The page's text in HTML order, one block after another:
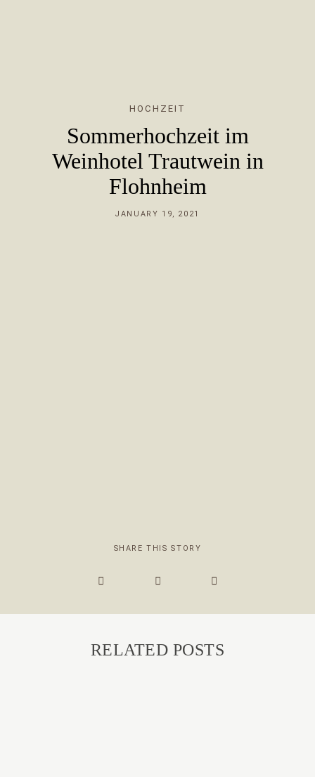
ERFAHRUNG
LEISTUNG
HOCHZEIT
Sommerhochzeit im
Weinhotel Trautwein in
Flohnheim
JANUARY 19, 2021
SHARE THIS STORY
RELATED POSTS